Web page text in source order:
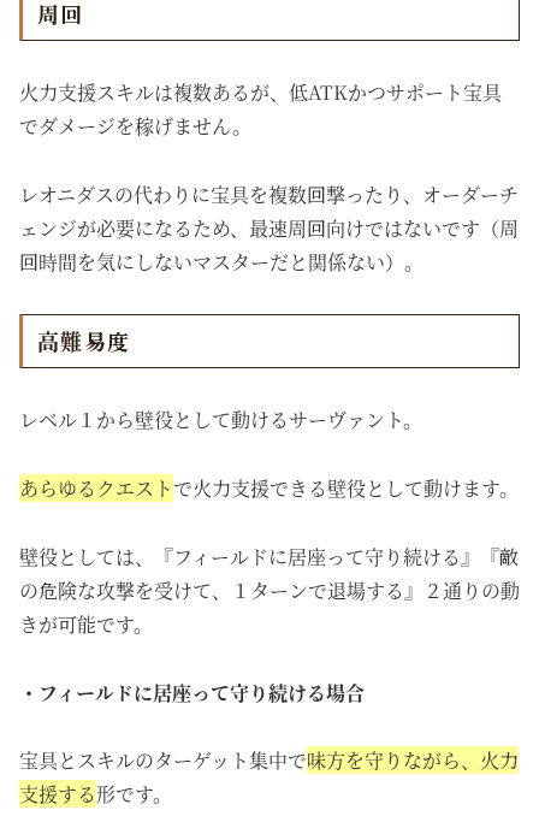
周回
火力支援スキルは複数あるが、低ATKかつサポート宝具
でダメージを稼げません。
レオニダスの代わりに宝具を複数回撃ったり、オーダーチ
ェンジが必要になるため、最速周回向けではないです（周
回時間を気にしないマスターだと関係ない）。
高難易度
レベル１から壁役として動けるサーヴァント。
あらゆるクエストで火力支援できる壁役として動けます。
壁役としては、『フィールドに居座って守り続ける』『敵
の危険な攻撃を受けて、１ターンで退場する』２通りの動
きが可能です。
・フィールドに居座って守り続ける場合
宝具とスキルのターゲット集中で味方を守りながら、火力
支援する形です。